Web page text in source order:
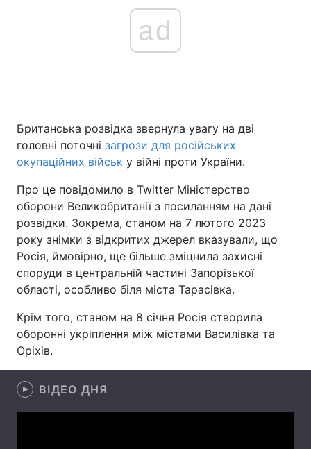
Головна Війна
Україна Політика
Економіка Світ
Спорт Наука
Техно і зв'язок Лайт
Зброя Інциденти
Здоров'я Туризм
Цікавинки
ad
Британська розвідка звернула увагу на дві
головні поточні загрози для російських
окупаційних військ у війні проти України.
Про це повідомило в Twitter Міністерство
оборони Великобританії з посиланням на дані
розвідки. Зокрема, станом на 7 лютого 2023
року знімки з відкритих джерел вказували, що
Росія, ймовірно, ще більше зміцнила захисні
споруди в центральній частині Запорізької
області, особливо біля міста Тарасівка.
Крім того, станом на 8 січня Росія створила
оборонні укріплення між містами Василівка та
Оріхів.
ВІДЕО ДНЯ